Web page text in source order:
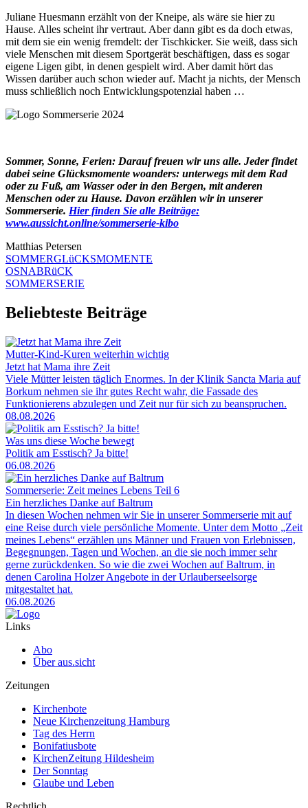
Juliane Huesmann erzählt von der Kneipe, als wäre sie hier zu
Hause. Alles scheint ihr vertraut. Aber dann gibt es da doch etwas,
mit dem sie ein wenig fremdelt: der Tischkicker. Sie weiß, dass sich
viele Menschen mit diesem Sportgerät beschäftigen, dass es sogar
eigene Ligen gibt, in denen gespielt wird. Aber damit hört das
Wissen darüber auch schon wieder auf. Macht ja nichts, der Mensch
muss schließlich noch Entwicklungspotenzial haben …
Sommer, Sonne, Ferien: Darauf freuen wir uns alle. Jeder findet
dabei seine Glücksmomente woanders: unterwegs mit dem Rad
oder zu Fuß, am Wasser oder in den Bergen, mit anderen
Menschen oder zu Hause. Davon erzählen wir in unserer
Sommerserie. Hier finden Sie alle Beiträge:
www.aussicht.online/sommerserie-kibo
Matthias Petersen
SOMMERGLüCKSMOMENTE
OSNABRüCK
SOMMERSERIE
Beliebteste Beiträge
Mutter-Kind-Kuren weiterhin wichtig
Jetzt hat Mama ihre Zeit
Viele Mütter leisten täglich Enormes. In der Klinik Sancta Maria auf
Borkum nehmen sie ihr gutes Recht wahr, die Fassade des
Funktionierens abzulegen und Zeit nur für sich zu beanspruchen.
08.08.2026
Was uns diese Woche bewegt
Politik am Esstisch? Ja bitte!
06.08.2026
Sommerserie: Zeit meines Lebens Teil 6
Ein herzliches Danke auf Baltrum
In diesen Wochen nehmen wir Sie in unserer Sommerserie mit auf
eine Reise durch viele persönliche Momente. Unter dem Motto „Zeit
meines Lebens“ erzählen uns Männer und Frauen von Erlebnissen,
Begegnungen, Tagen und Wochen, an die sie noch immer sehr
gerne zurückdenken. So wie die zwei Wochen auf Baltrum, in
denen Carolina Holzer Angebote in der Urlauberseelsorge
mitgestaltet hat.
06.08.2026
Links
Abo
Über aus.sicht
Zeitungen
Kirchenbote
Neue Kirchenzeitung Hamburg
Tag des Herrn
Bonifatiusbote
KirchenZeitung Hildesheim
Der Sonntag
Glaube und Leben